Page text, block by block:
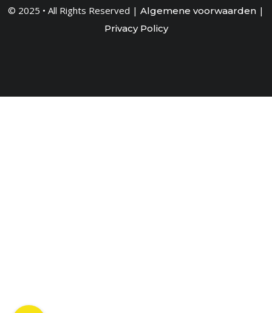
© 2025 • All Rights Reserved | Algemene voorwaarden |
Privacy Policy